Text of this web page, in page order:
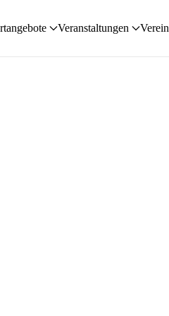
Veranstaltungen Verein